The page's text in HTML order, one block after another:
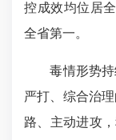
控成效均位居
全省第一。
毒情形势持
严打、综合治
路、主动进攻